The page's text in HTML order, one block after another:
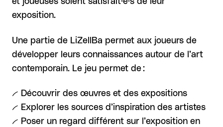
exposition.
Une partie de LiZellBa permet aux joueurs de
développer leurs connaissances autour de l’art
contemporain. Le jeu permet de :
-- Découvrir des œuvres et des expositions
-- Explorer les sources d’inspiration des artistes
-- Poser un regard différent sur l’exposition en